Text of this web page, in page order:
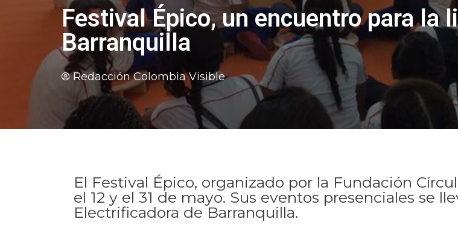
Festival Épico, un encuentro para la
Barranquilla
Redacción Colombia Visible
El Festival Épico, organizado por la Fundación
el 12 y el 31 de mayo. Sus eventos presenciales se
Electrificadora de Barranquilla.